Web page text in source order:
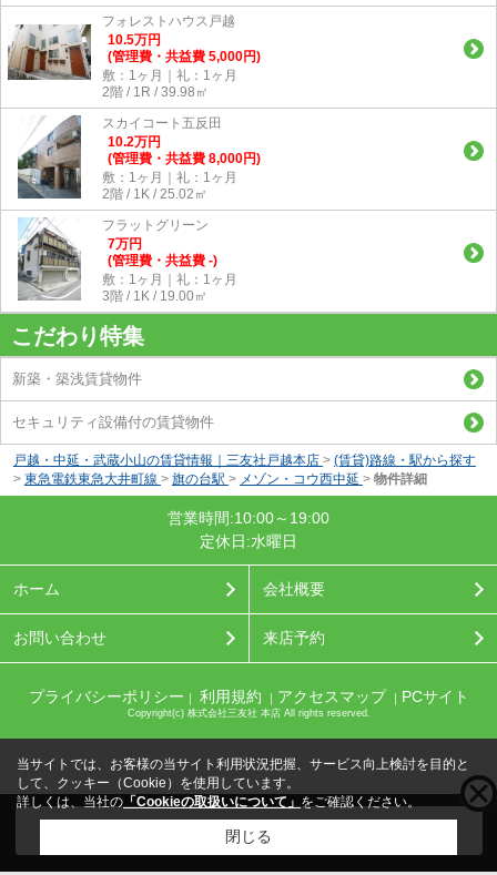
フォレストハウス戸越
10.5万円
(管理費・共益費 5,000円)
敷：1ヶ月｜礼：1ヶ月
2階 / 1R / 39.98㎡
スカイコート五反田
10.2万円
(管理費・共益費 8,000円)
敷：1ヶ月｜礼：1ヶ月
2階 / 1K / 25.02㎡
フラットグリーン
7万円
(管理費・共益費 -)
敷：1ヶ月｜礼：1ヶ月
3階 / 1K / 19.00㎡
こだわり特集
新築・築浅賃貸物件
セキュリティ設備付の賃貸物件
戸越・中延・武蔵小山の賃貸情報｜三友社戸越本店 > (賃貸)路線・駅から探す
> 東急電鉄東急大井町線 > 旗の台駅 > メゾン・コウ西中延 > 物件詳細
営業時間:10:00～19:00
定休日:水曜日
ホーム 会社概要
お問い合わせ 来店予約
プライバシーポリシー 利用規約 アクセスマップ PCサイト
Copyright(c) 株式会社三友社 本店 All rights reserved.
こちらの物件をご覧の方にお勧めな物件
当サイトでは、お客様の当サイト利用状況把握、サービス向上検討を目的と
して、クッキー（Cookie）を使用しています。
詳しくは、当社の 「Cookieの取扱いについて」 をご確認ください。
閉じる